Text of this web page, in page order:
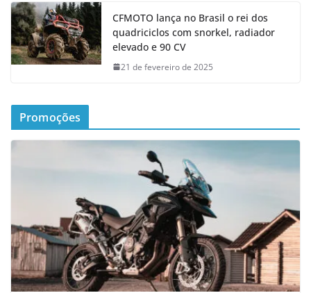
CFMOTO lança no Brasil o rei dos
quadriciclos com snorkel, radiador
elevado e 90 CV
21 de fevereiro de 2025
Promoções